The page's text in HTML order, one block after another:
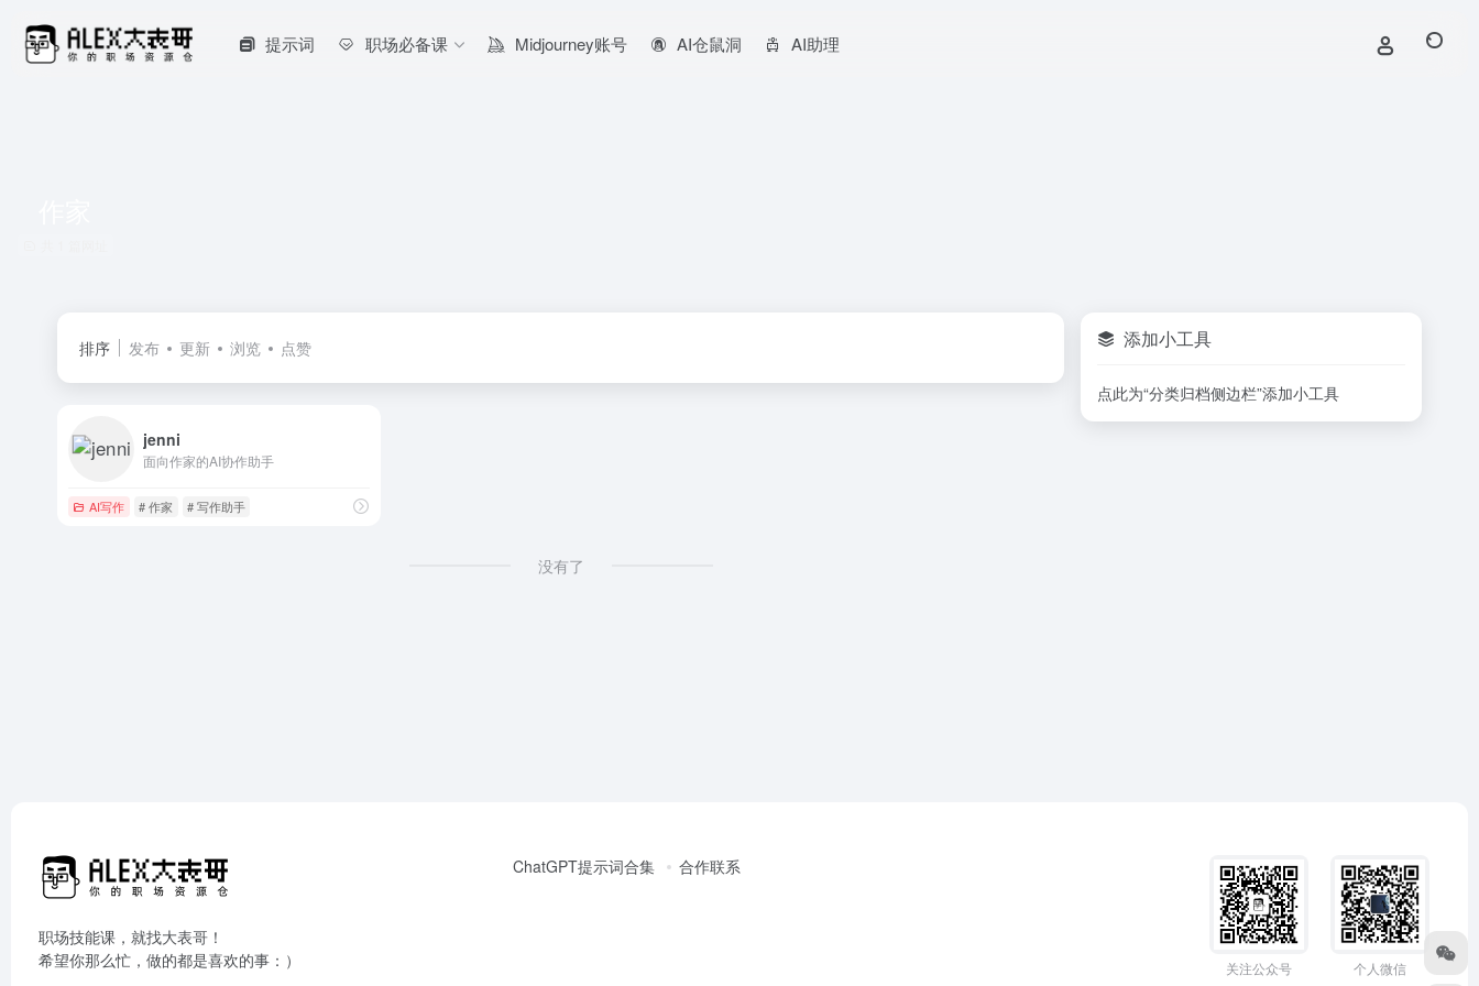
提示词 职场必备课 Midjourney账号 AI仓鼠洞 AI助理
排序 发布 更新 浏览 点赞
jenni
面向作家的AI协作助手
AI写作 # 作家 # 写作助手
没有了
添加小工具
点此为“分类归档侧边栏”添加小工具
职场技能课，就找大表哥！
希望你那么忙，做的都是喜欢的事：）
ChatGPT提示词合集 合作联系
关注公众号 个人微信